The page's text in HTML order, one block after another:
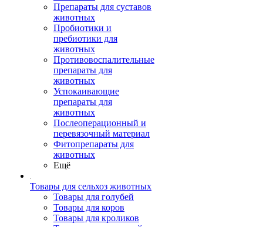
Препараты для суставов
животных
Пробиотики и
пребиотики для
животных
Противовоспалительные
препараты для
животных
Успокаивающие
препараты для
животных
Послеоперационный и
перевязочный материал
Фитопрепараты для
животных
Ещё
Товары для сельхоз животных
Товары для голубей
Товары для коров
Товары для кроликов